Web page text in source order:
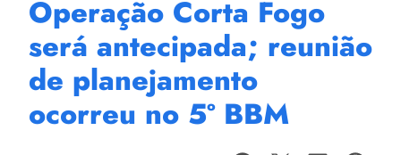
Operação Corta Fogo
será antecipada; reunião
de planejamento
ocorreu no 5º BBM